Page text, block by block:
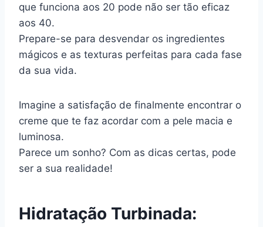
que funciona aos 20 pode não ser tão eficaz
aos 40.
Prepare-se para desvendar os ingredientes
mágicos e as texturas perfeitas para cada fase
da sua vida.
Imagine a satisfação de finalmente encontrar o
creme que te faz acordar com a pele macia e
luminosa.
Parece um sonho? Com as dicas certas, pode
ser a sua realidade!
Hidratação Turbinada: